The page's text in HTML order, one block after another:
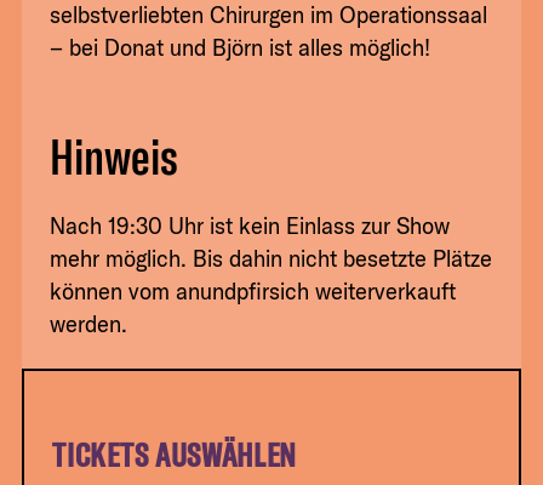
selbstverliebten Chirurgen im Operationssaal
– bei Donat und Björn ist alles möglich!
Hinweis
Nach 19:30 Uhr ist kein Einlass zur Show
mehr möglich. Bis dahin nicht besetzte Plätze
können vom anundpfirsich weiterverkauft
werden.
TICKETS AUSWÄHLEN